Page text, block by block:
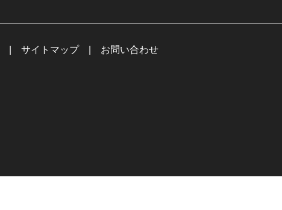
サイトマップ お問い合わせ